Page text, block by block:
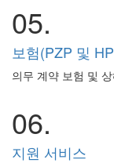
05.
보험(PZP 및
의무 계약 보험 및
06.
지원 서비스